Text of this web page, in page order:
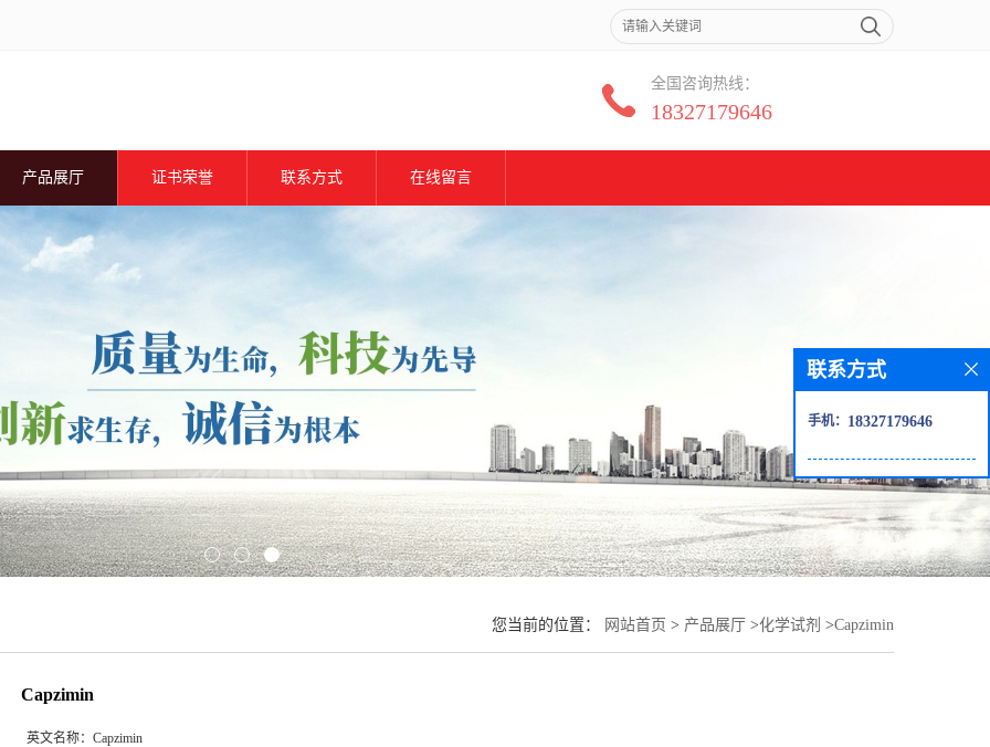
全国咨询热线：
18327179646
产品展厅 证书荣誉 联系方式 在线留言
您当前的位置： 网站首页 > 产品展厅 >化学试剂 >Capzimin
Capzimin
英文名称： Capzimin
联系方式
手机： 18327179646